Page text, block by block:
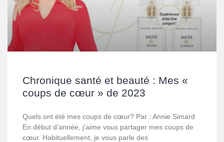
Chronique santé et beauté : Mes «
coups de cœur » de 2023
Quels ont été mes coups de cœur? Par : Annie Simard
En début d’année, j’aime vous partager mes coups de
cœur. Habituellement, je vous parle des